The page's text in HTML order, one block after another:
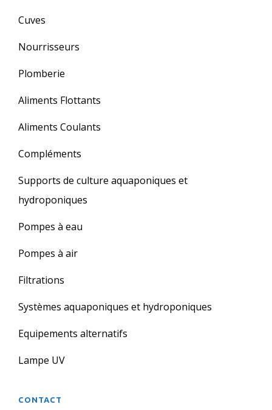
Cuves
Nourrisseurs
Plomberie
Aliments Flottants
Aliments Coulants
Compléments
Supports de culture aquaponiques et
hydroponiques
Pompes à eau
Pompes à air
Filtrations
Systèmes aquaponiques et hydroponiques
Equipements alternatifs
Lampe UV
CONTACT